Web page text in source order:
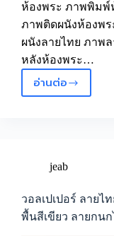
ห้องพระ ภาพพิมพ์
ภาพติดผนังห้องพร
ผนังลายไทย ภาพ
หลังห้องพระ…
อ่านต่อภาพ
ฉาก
ห้อง
พระ
jeab
วอลเปเปอร์ ลาย
พื้นสีเขียว ลายกน